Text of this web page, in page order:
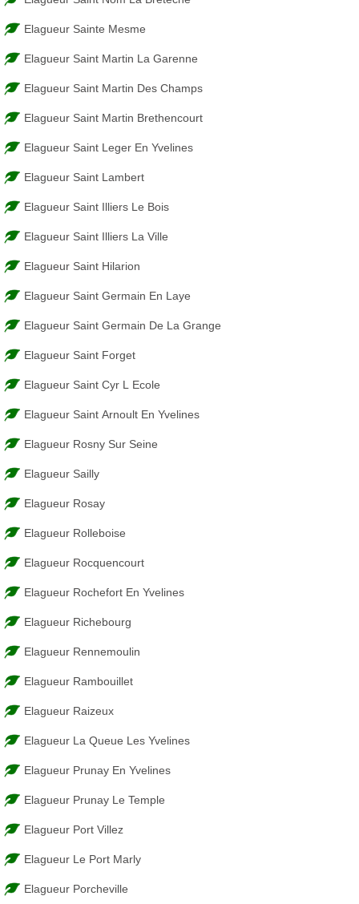
Elagueur Sainte Mesme
Elagueur Saint Martin La Garenne
Elagueur Saint Martin Des Champs
Elagueur Saint Martin Brethencourt
Elagueur Saint Leger En Yvelines
Elagueur Saint Lambert
Elagueur Saint Illiers Le Bois
Elagueur Saint Illiers La Ville
Elagueur Saint Hilarion
Elagueur Saint Germain En Laye
Elagueur Saint Germain De La Grange
Elagueur Saint Forget
Elagueur Saint Cyr L Ecole
Elagueur Saint Arnoult En Yvelines
Elagueur Rosny Sur Seine
Elagueur Sailly
Elagueur Rosay
Elagueur Rolleboise
Elagueur Rocquencourt
Elagueur Rochefort En Yvelines
Elagueur Richebourg
Elagueur Rennemoulin
Elagueur Rambouillet
Elagueur Raizeux
Elagueur La Queue Les Yvelines
Elagueur Prunay En Yvelines
Elagueur Prunay Le Temple
Elagueur Port Villez
Elagueur Le Port Marly
Elagueur Porcheville